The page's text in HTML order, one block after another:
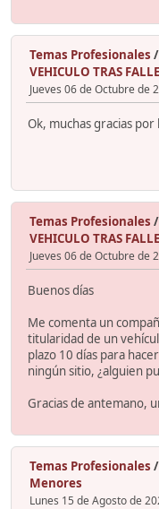
Temas Profesionales /
VEHICULO TRAS
Jueves 06 de Octubre de
Ok, muchas gracias por
Temas Profesionales /
VEHICULO TRAS
Jueves 06 de Octubre de
Buenos días
Me comenta un
titularidad de un
plazo 10 días para
ningún sitio, ¿alguien
Gracias de antemano,
Temas Profesionales /
Menores
Lunes 15 de Agosto de